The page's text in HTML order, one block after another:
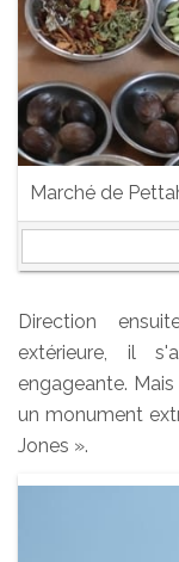
Marché de
Direction
extérieure, il
engageante.
un monument
Jones ».